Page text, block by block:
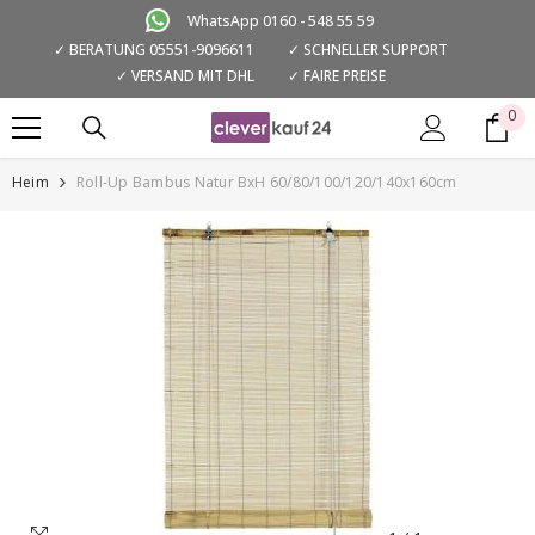
WhatsApp 0160 - 548 55 59
✓ BERATUNG 05551-9096611
✓ SCHNELLER SUPPORT
✓ VERSAND MIT DHL
✓ FAIRE PREISE
00
Heim
Roll-Up Bambus Natur BxH 60/80/100/120/140x160cm